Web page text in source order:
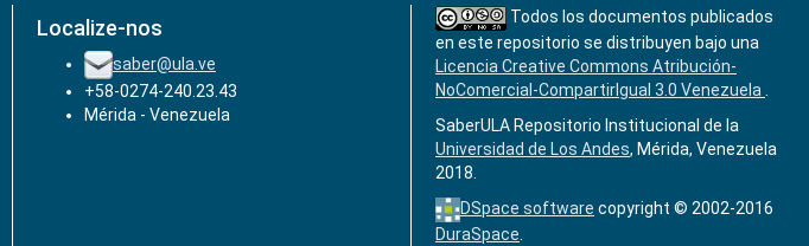
Localize-nos
saber@ula.ve
+58-0274-240.23.43
Mérida - Venezuela
Todos los documentos publicados
en este repositorio se distribuyen bajo una
Licencia Creative Commons Atribución-
NoComercial-CompartirIgual 3.0 Venezuela
SaberULA Repositorio Institucional de la
Universidad de Los Andes, Mérida, Venezuela
2018.
DSpace software copyright © 2002-2016
DuraSpace